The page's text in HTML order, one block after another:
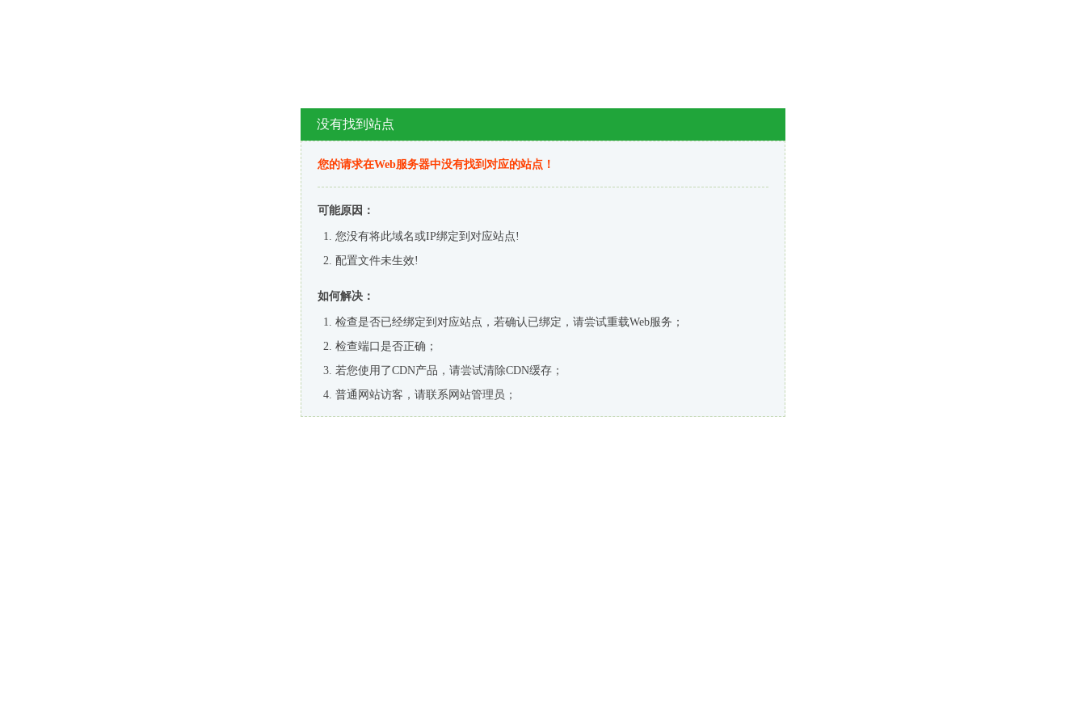
没有找到站点
您的请求在Web服务器中没有找到对应的站点！
可能原因：
您没有将此域名或IP绑定到对应站点!
配置文件未生效!
如何解决：
检查是否已经绑定到对应站点，若确认已绑定，请尝试重载Web服务；
检查端口是否正确；
若您使用了CDN产品，请尝试清除CDN缓存；
普通网站访客，请联系网站管理员；